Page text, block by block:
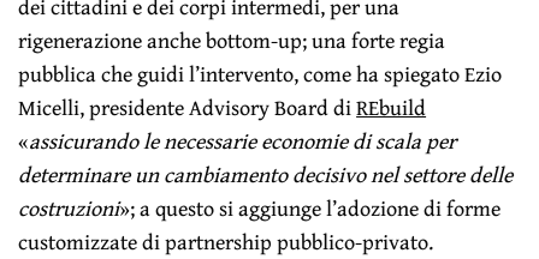
dei cittadini e dei corpi intermedi, per una
rigenerazione anche bottom-up; una forte regia
pubblica che guidi l’intervento, come ha spiegato Ezio
Micelli, presidente Advisory Board diREbuild
«assicurando le necessarie economie di scala per
determinare un cambiamento decisivo nel settore delle
costruzioni»; a questo si aggiunge l’adozione di forme
customizzate di partnership pubblico-privato.